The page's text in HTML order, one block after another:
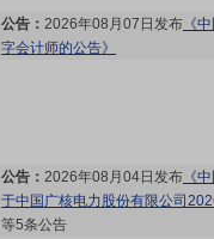
公告： 2026年08月07日发布 《
字会计师的公告》
公告： 2026年08月04日发布 《
于中国广核电力股份有限公司
等5条公告